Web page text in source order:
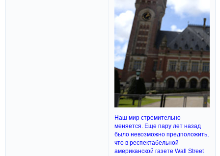
Наш мир стремительно
меняется. Еще пару лет назад
было невозможно предположить,
что в респектабельной
американской газете Wall Street